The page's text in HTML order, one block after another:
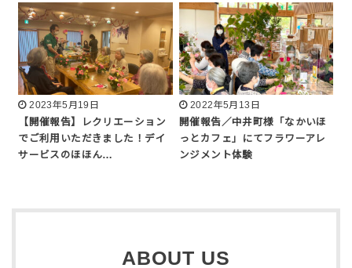
2023年5月19日
【開催報告】レクリエーション
でご利用いただきました！デイ
サービスのほほん…
2022年5月13日
開催報告／中井町様「なかいほ
っとカフェ」にてフラワーアレ
ンジメント体験
ABOUT US